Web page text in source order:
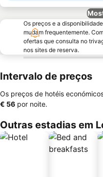
Os preços e a
mudam frequentemente.
ofertas que consulta no
nos sites de reserva.
Intervalo de preços
Os preços de hotéis
‎€ 56 por noite.
Outras estadias em